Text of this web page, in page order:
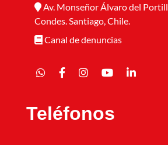
Av. Monseñor Álvaro del
Condes. Santiago, Chile.
Canal de denuncias
Teléfonos